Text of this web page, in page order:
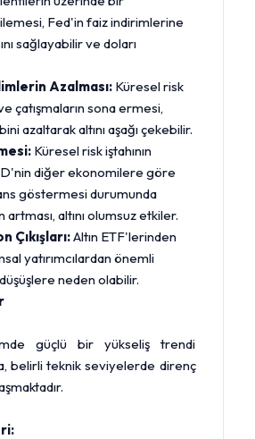
Fed'in faiz indirimlerine
sağlayabilir ve doları
Azalması: Küresel risk
çatışmaların sona ermesi,
azaltarak altını aşağı çekebilir.
Küresel risk iştahının
diğer ekonomilere göre
göstermesi durumunda
altını olumsuz etkiler.
Çıkışları:Altın ETF'lerinden
yatırımcılardan önemli
düşüşlere neden olabilir.
güçlü bir yükseliş trendi
belirli teknik seviyelerde direnç